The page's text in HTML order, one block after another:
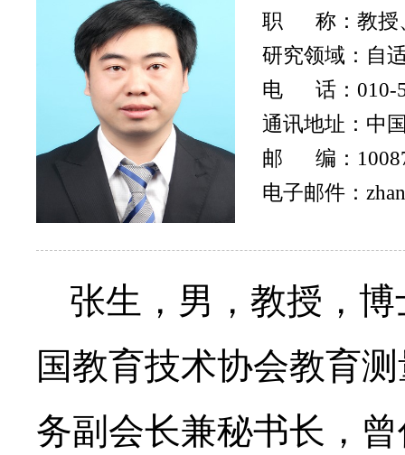
职 称： 教授
研究领域： 自
电 话： 010-
通讯地址： 中
邮 编：
电子邮件：
张生，男，教授，
国教育技术协会教育
务副会长兼秘书长，